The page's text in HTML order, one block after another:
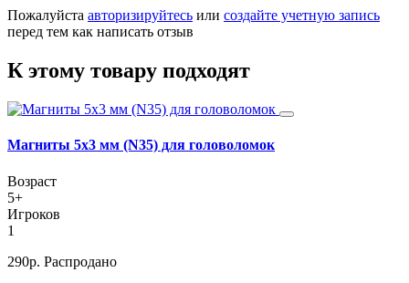
Пожалуйста авторизируйтесь или создайте учетную запись
перед тем как написать отзыв
К этому товару подходят
Магниты 5x3 мм (N35) для головоломок
Возраст
5+
Игроков
1
290р. Распродано